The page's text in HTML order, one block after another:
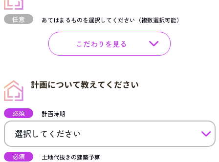
任意 あてはまるものを選択してください（複数選択可能）
こだわりを見る
計画について教えてください
必須 計画時期
必須 土地代抜きの建築予算